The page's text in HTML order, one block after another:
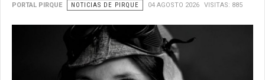
PORTAL PIRQUE NOTICIAS DE PIRQUE 04 AGOSTO 2026 VISITAS: 885